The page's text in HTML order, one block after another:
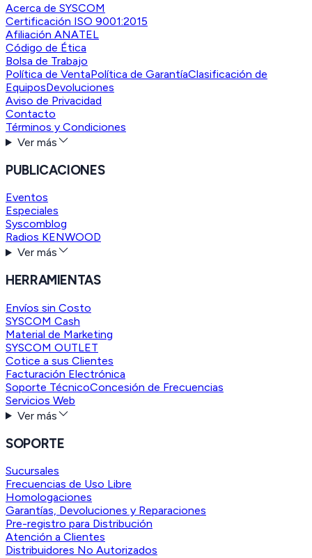
Acerca de SYSCOM
Certificación ISO 9001:2015
Afiliación ANATEL
Código de Ética
Bolsa de Trabajo
Política de VentaPolítica de GarantíaClasificación de
EquiposDevoluciones
Aviso de Privacidad
Contacto
Términos y Condiciones
Ver más
PUBLICACIONES
Eventos
Especiales
Syscomblog
Radios KENWOOD
Ver más
HERRAMIENTAS
Envíos sin Costo
SYSCOM Cash
Material de Marketing
SYSCOM OUTLET
Cotice a sus Clientes
Facturación Electrónica
Soporte TécnicoConcesión de Frecuencias
Servicios Web
Ver más
SOPORTE
Sucursales
Frecuencias de Uso Libre
Homologaciones
Garantías, Devoluciones y Reparaciones
Pre-registro para Distribución
Atención a Clientes
Distribuidores No Autorizados